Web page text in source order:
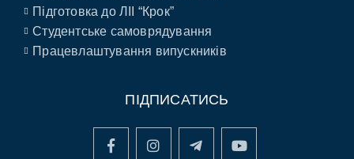
Підготовка до ЛІІ “Крок”
Студентське самоврядування
Працевлаштування випускників
ПІДПИСАТИСЬ